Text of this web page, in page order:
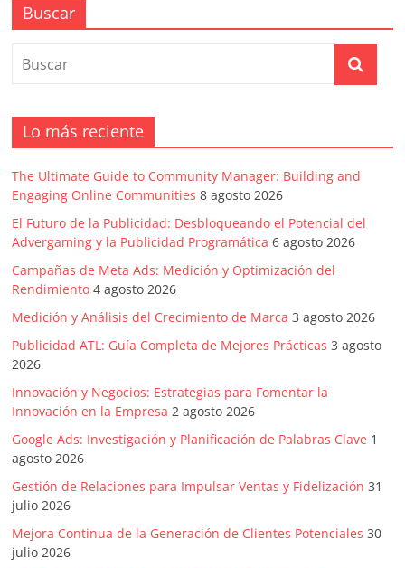
Buscar
Lo más reciente
The Ultimate Guide to Community Manager: Building and
Engaging Online Communities 8 agosto 2026
El Futuro de la Publicidad: Desbloqueando el Potencial del
Advergaming y la Publicidad Programática 6 agosto 2026
Campañas de Meta Ads: Medición y Optimización del
Rendimiento 4 agosto 2026
Medición y Análisis del Crecimiento de Marca 3 agosto 2026
Publicidad ATL: Guía Completa de Mejores Prácticas 3 agosto
2026
Innovación y Negocios: Estrategias para Fomentar la
Innovación en la Empresa 2 agosto 2026
Google Ads: Investigación y Planificación de Palabras Clave 1
agosto 2026
Gestión de Relaciones para Impulsar Ventas y Fidelización 31
julio 2026
Mejora Continua de la Generación de Clientes Potenciales 30
julio 2026